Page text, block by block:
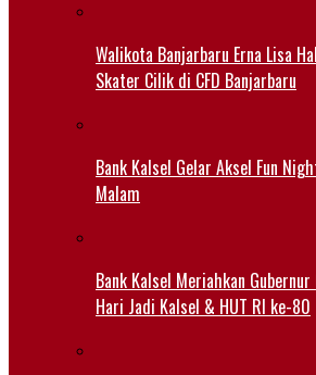
Walikota Banjarbaru Erna Lisa
Skater Cilik di CFD Banjarbaru
Bank Kalsel Gelar Aksel Fun
Malam
Bank Kalsel Meriahkan
Hari Jadi Kalsel & HUT RI ke-80